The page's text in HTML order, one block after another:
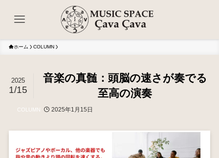
ホーム COLUMN
音楽の真髄：頭脳の速さが奏でる
至高の演奏
2025
1/15
COLUMN 2025年1月15日